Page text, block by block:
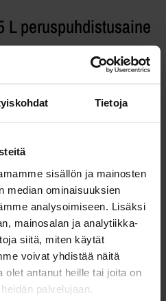
Tietoja
sisällön ja mainosten
median ominaisuuksien
analysoimiseen. Lisäksi
mainosalan ja analytiikka-
siitä, miten käytät
voivat yhdistää näitä
olet antanut heille tai joita on
palvelujaan.
L peruspuhdistusaine
rasvalian poistoon käsi-
teollisuudessa ja
käyttöönotto- ja
€ / ltk)
LISÄÄ OSTOSKORIIN